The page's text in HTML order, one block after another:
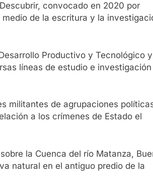
convocado en 2020 por
de la escritura y la
Productivo y Tecnológico
líneas de estudio e investigación
militantes de agrupaciones
a los crímenes de Estado el
la Cuenca del río Matanza,
natural en el antiguo predio de la